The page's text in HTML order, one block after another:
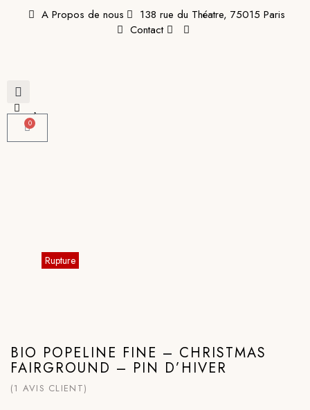
A Propos de nous
138 rue du Théatre, 75015 Paris
Contact
0
BIO POPELINE FINE – CHRISTMAS
FAIRGROUND – PIN D’HIVER
(1 AVIS CLIENT)